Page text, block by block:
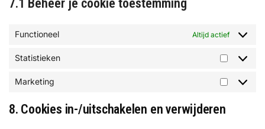
7.1 Beheer je cookie toestemming
Functioneel Altijd actief
Statistieken
Marketing
8. Cookies in-/uitschakelen en verwijderen